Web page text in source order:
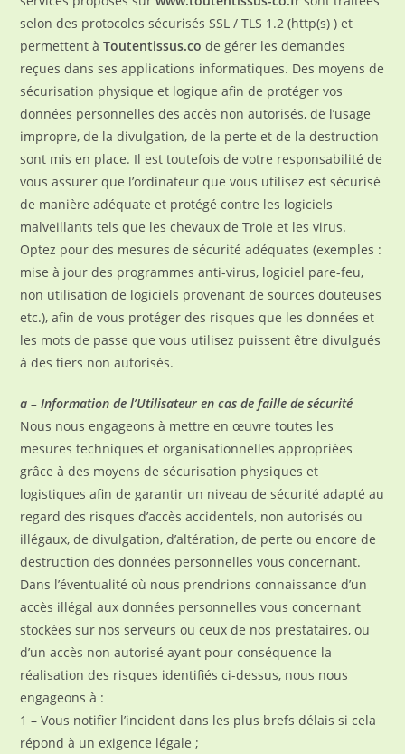
selon des protocoles sécurisés SSL / TLS 1.2 (http(s) ) et
permettent àToutentissus.co de gérer les demandes
reçues dans ses applications informatiques. Des moyens de
sécurisation physique et logique afin de protéger vos
données personnelles des accès non autorisés, de l’usage
impropre, de la divulgation, de la perte et de la destruction
sont mis en place. Il est toutefois de votre responsabilité de
vous assurer que l’ordinateur que vous utilisez est sécurisé
de manière adéquate et protégé contre les logiciels
malveillants tels que les chevaux de Troie et les virus.
Optez pour des mesures de sécurité adéquates (exemples :
mise à jour des programmes anti-virus, logiciel pare-feu,
non utilisation de logiciels provenant de sources douteuses
etc.), afin de vous protéger des risques que les données et
les mots de passe que vous utilisez puissent être divulgués
à des tiers non autorisés.
a – Information de l’Utilisateur en cas de faille de sécurité
Nous nous engageons à mettre en œuvre toutes les
mesures techniques et organisationnelles appropriées
grâce à des moyens de sécurisation physiques et
logistiques afin de garantir un niveau de sécurité adapté au
regard des risques d’accès accidentels, non autorisés ou
illégaux, de divulgation, d’altération, de perte ou encore de
destruction des données personnelles vous concernant.
Dans l’éventualité où nous prendrions connaissance d’un
accès illégal aux données personnelles vous concernant
stockées sur nos serveurs ou ceux de nos prestataires, ou
d’un accès non autorisé ayant pour conséquence la
réalisation des risques identifiés ci-dessus, nous nous
engageons à :
1 – Vous notifier l’incident dans les plus brefs délais si cela
répond à un exigence légale ;